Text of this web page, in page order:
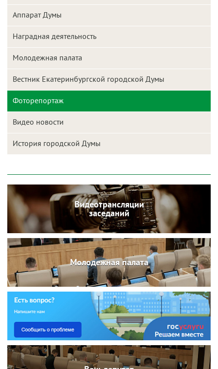
Аппарат Думы
Наградная деятельность
Молодежная палата
Вестник Екатеринбургской городской Думы
Фоторепортаж
Видео новости
История городской Думы
Видеотрансляции
заседаний
Молодежная палата